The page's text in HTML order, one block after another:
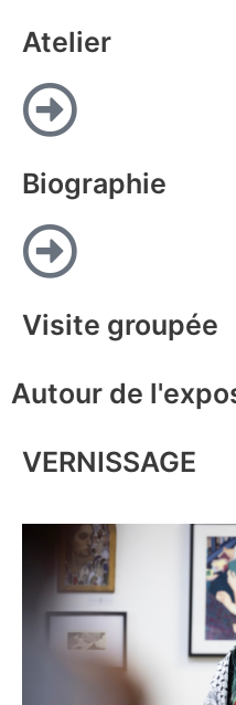
Atelier
Biographie
Visite groupée
Autour de
VERNISSAGE